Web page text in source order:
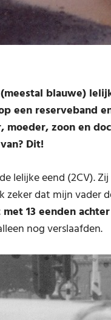
blauwe)
een reserveband
moeder, zoon en
Dit!
lelijke eend (2CV).
zeker dat mijn vader
13 eenden
nog verslaafden.